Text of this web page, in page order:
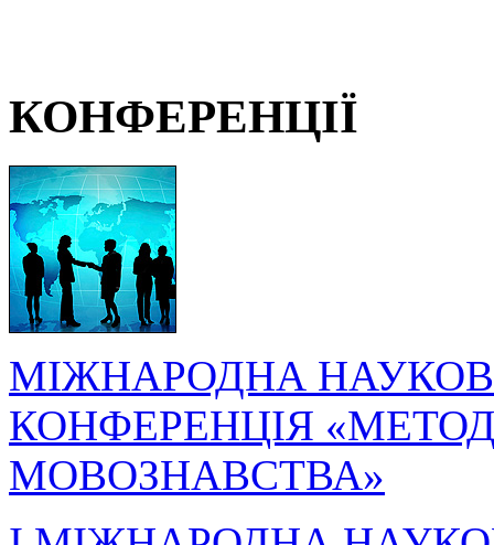
КОНФЕРЕНЦІЇ
МІЖНАРОДНА
КОНФЕРЕНЦІЯ
МОВОЗНАВСТВА»